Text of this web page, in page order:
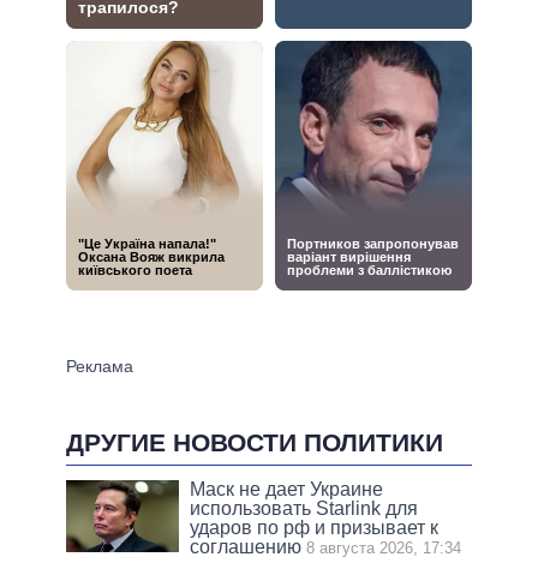
ДРУГИЕ НОВОСТИ ПОЛИТИКИ
Маск не дает Украине
использовать Starlink для
ударов по рф и призывает к
соглашению 8 августа 2026, 17:34